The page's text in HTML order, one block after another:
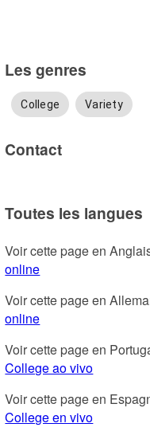
Les genres
College Variety
Contact
Toutes les langues
Voir cette page en
online
Voir cette page en
online
Voir cette page en
College ao vivo
Voir cette page en
College en vivo